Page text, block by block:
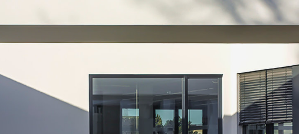
angegeben, z.B. bei Bildern und Fotos von
Fotostock-Anbietern. In diesen Fällen wenden
wenn Sie das Material verwenden wollen.